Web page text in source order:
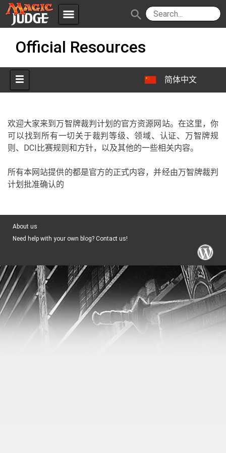
menu
Apps
Forum
Judges
Policies IPG
JAR
search
Official Resources
简体中文
欢迎大家来到万智牌裁判计划的官方资源网站。在这里，你
可以找到所有一切关于裁判等级、领域、认证、万智牌规
则、DCI比赛规则和方针，以及其他的一些相关内容。
所有本网站提供的都是官方的正式内容，并经由万智牌裁判
计划批准确认的
About us
Need help with your own blog? Contact us!